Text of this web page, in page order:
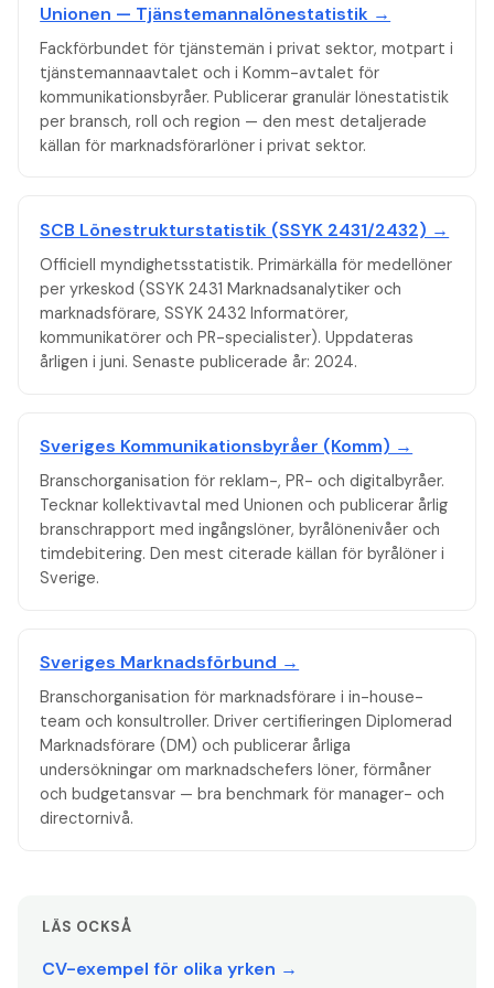
HubSpot- eller Marketo-certifieringar är de mest
och Sveriges Marknadsförbund fungerar som
branschorganisation utan att vara fackligt avtalsbärande.
Cirka 60 % av marknadsförare i privat sektor är fackligt
anslutna, vilket är lägre än för till exempel ekonomer och
ingenjörer.
Unionen — Tjänstemannalönestatistik →
Fackförbundet för tjänstemän i privat sektor, motpart i
tjänstemannaavtalet och i Komm-avtalet för
kommunikationsbyråer. Publicerar granulär lönestatistik
per bransch, roll och region — den mest detaljerade
källan för marknadsförarlöner i privat sektor.
SCB Lönestrukturstatistik (SSYK 2431/2432) →
Officiell myndighetsstatistik. Primärkälla för medellöner
per yrkeskod (SSYK 2431 Marknadsanalytiker och
marknadsförare, SSYK 2432 Informatörer,
kommunikatörer och PR-specialister). Uppdateras
årligen i juni. Senaste publicerade år: 2024.
Sveriges Kommunikationsbyråer (Komm) →
Branschorganisation för reklam-, PR- och digitalbyråer.
Tecknar kollektivavtal med Unionen och publicerar årlig
branschrapport med ingångslöner, byrålönenivåer och
timdebitering. Den mest citerade källan för byrålöner i
Sverige.
Sveriges Marknadsförbund →
Branschorganisation för marknadsförare i in-house-
team och konsultroller. Driver certifieringen Diplomerad
Marknadsförare (DM) och publicerar årliga
undersökningar om marknadschefers löner, förmåner
och budgetansvar — bra benchmark för manager- och
directornivå.
LÄS OCKSÅ
CV-exempel för olika yrken →